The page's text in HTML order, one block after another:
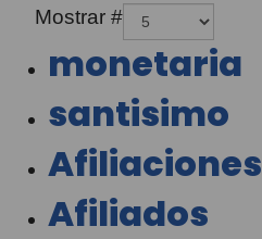
Mostrar #
monetaria
santisimo
Afiliaciones
Afiliados